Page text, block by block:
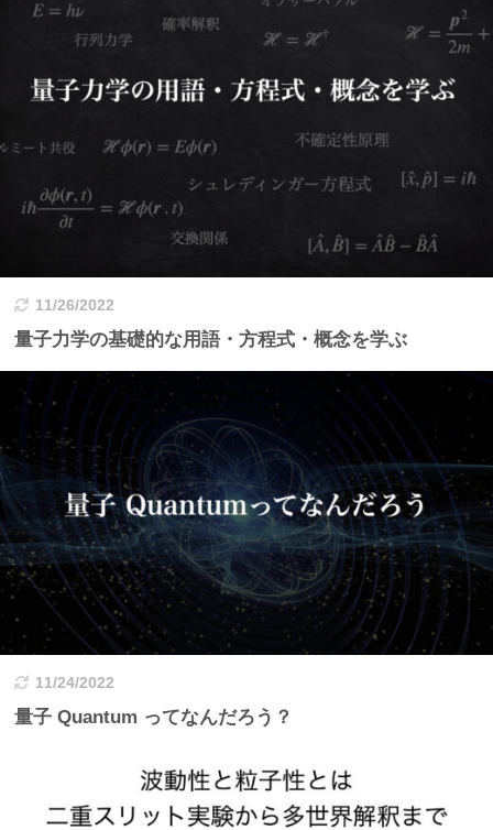
11/26/2022
量子力学の基礎的な用語・方程式・概念を学ぶ
11/24/2022
量子 Quantum ってなんだろう？